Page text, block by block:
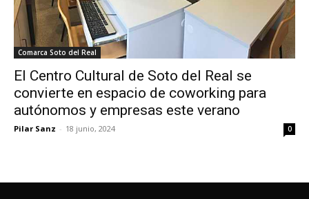
Comarca Soto del Real
El Centro Cultural de Soto del Real se
convierte en espacio de coworking para
autónomos y empresas este verano
Pilar Sanz - 18 junio, 2024 0